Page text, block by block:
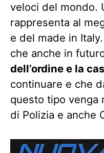
veloci del mondo.
rappresenta al
e del made in
che anche in
dell’ordine e la
continuare e che
questo tipo venga
di Polizia e anche